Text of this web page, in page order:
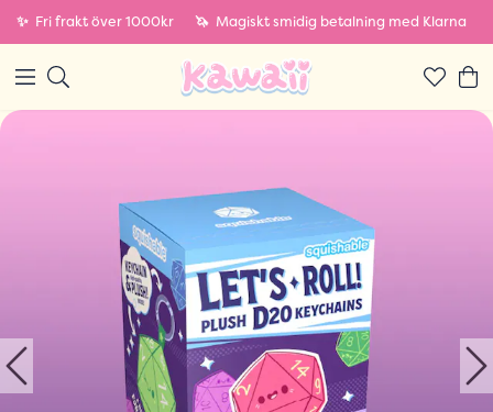
✨ Fri frakt över 1000kr 🦄 Magiskt smidig betalning med Klarna